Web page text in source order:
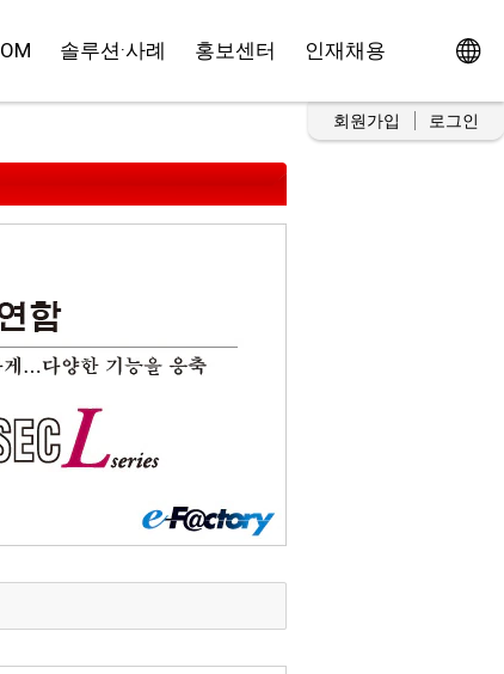
솔루션·사례 홍보센터 인재채용
회원가입 로그인